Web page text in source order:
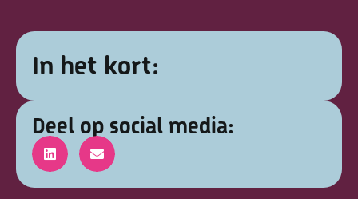
In het kort:
Deel op social media: